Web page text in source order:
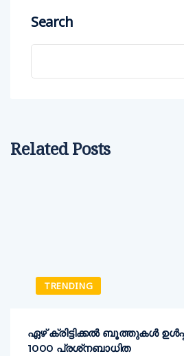
Search
Related Posts
TRENDING
ഏഴ് ക്രിട്ടിക്കല്‍ ബൂത്തുകള്‍
1000 പ്രശ്‌നബാധിത